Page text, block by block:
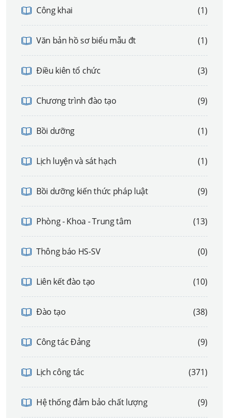
Công khai (1)
Văn bản hồ sơ biểu mẫu đt (1)
Điều kiên tổ chức (3)
Chương trình đào tạo (9)
Bồi dưỡng (1)
Lịch luyện và sát hạch (1)
Bồi dưỡng kiến thức pháp luật (9)
Phòng - Khoa - Trung tâm (13)
Thông báo HS-SV (0)
Liên kết đào tạo (10)
Đào tạo (38)
Công tác Đảng (9)
Lịch công tác (371)
Hệ thống đảm bảo chất lượng (9)